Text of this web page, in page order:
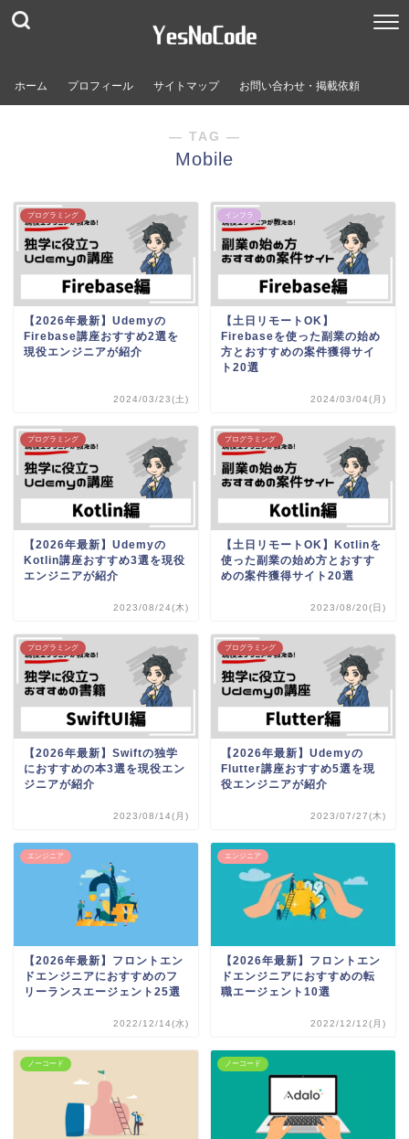
ホーム プロフィール サイトマップ お問い合わせ・掲載依頼
― TAG ―
Mobile
プログラミング
【2026年最新】Udemyの
Firebase講座おすすめ2選を
現役エンジニアが紹介
2024/03/23(土)
インフラ
【土日リモートOK】
Firebaseを使った副業の始め
方とおすすめの案件獲得サイ
ト20選
2024/03/04(月)
プログラミング
【2026年最新】Udemyの
Kotlin講座おすすめ3選を現役
エンジニアが紹介
2023/08/24(木)
プログラミング
【土日リモートOK】Kotlinを
使った副業の始め方とおすす
めの案件獲得サイト20選
2023/08/20(日)
プログラミング
【2026年最新】Swiftの独学
におすすめの本3選を現役エン
ジニアが紹介
2023/08/14(月)
プログラミング
【2026年最新】Udemyの
Flutter講座おすすめ5選を現
役エンジニアが紹介
2023/07/27(木)
エンジニア
【2026年最新】フロントエン
ドエンジニアにおすすめのフ
リーランスエージェント25選
2022/12/14(水)
エンジニア
【2026年最新】フロントエン
ドエンジニアにおすすめの転
職エージェント10選
2022/12/12(月)
ノーコード ノーコード